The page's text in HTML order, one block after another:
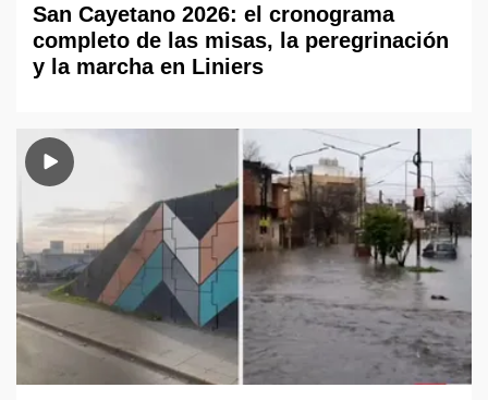
San Cayetano 2026: el cronograma
completo de las misas, la peregrinación
y la marcha en Liniers